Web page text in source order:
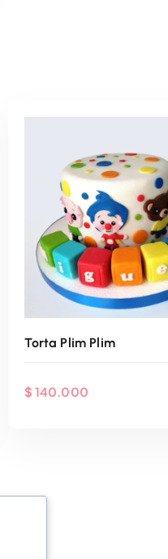
Torta Plim Plim
$ 140.000